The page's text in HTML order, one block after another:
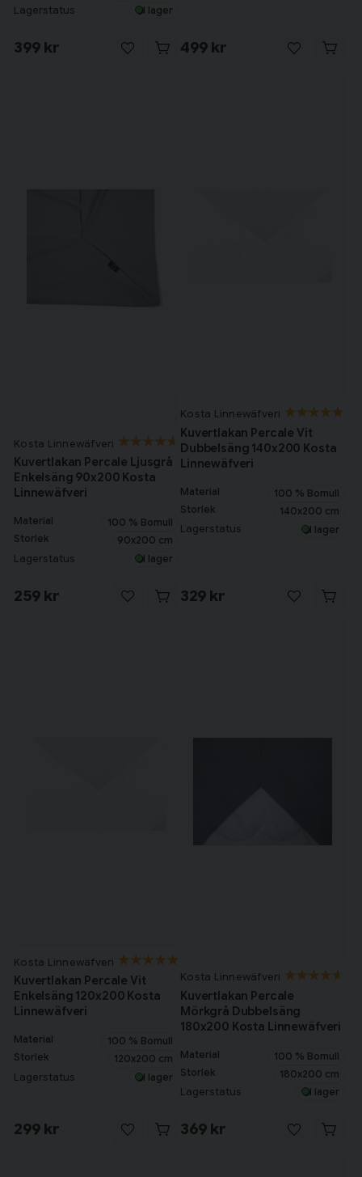
Lagerstatus I lager
399 kr 499 kr
Kosta Linnewäfveri
Kuvertlakan Percale Ljusgrå
Enkelsäng 90x200 Kosta
Linnewäfveri
Material
100 % Bomull
Storlek
90x200 cm
Lagerstatus I lager
259 kr
Kosta Linnewäfveri
Kuvertlakan Percale Vit
Dubbelsäng 140x200 Kosta
Linnewäfveri
Material
100 % Bomull
Storlek
140x200 cm
Lagerstatus I lager
329 kr
Kosta Linnewäfveri
Kuvertlakan Percale Vit
Enkelsäng 120x200 Kosta
Linnewäfveri
Material
100 % Bomull
Storlek
120x200 cm
Lagerstatus I lager
299 kr
Kosta Linnewäfveri
Kuvertlakan Percale
Mörkgrå Dubbelsäng
180x200 Kosta Linnewäfveri
Material
100 % Bomull
Storlek
180x200 cm
Lagerstatus I lager
369 kr